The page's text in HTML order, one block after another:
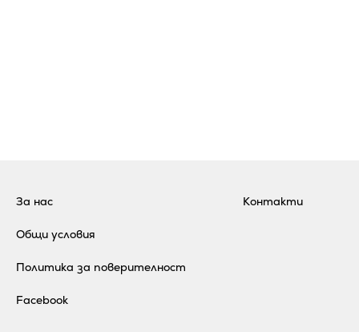
За нас
Общи условия
Политика за поверителност
Контакти
Facebook